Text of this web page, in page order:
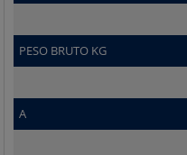
PESO BRUTO KG
A